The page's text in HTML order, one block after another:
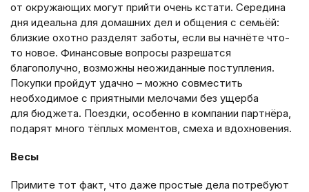
от окружающих могут прийти очень кстати. Середина
дня идеальна для домашних дел и общения с семьёй:
близкие охотно разделят заботы, если вы начнёте что-
то новое. Финансовые вопросы разрешатся
благополучно, возможны неожиданные поступления.
Покупки пройдут удачно – можно совместить
необходимое с приятными мелочами без ущерба
для бюджета. Поездки, особенно в компании партнёра,
подарят много тёплых моментов, смеха и вдохновения.
Весы
Примите тот факт, что даже простые дела потребуют